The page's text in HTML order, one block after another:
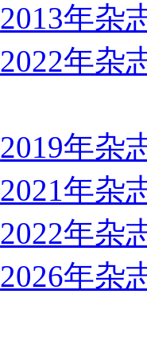
2013年杂
2022年杂
2019年杂
2021年杂
2022年杂
2026年杂